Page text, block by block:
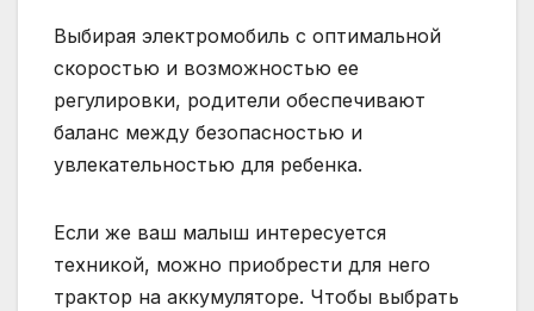
Выбирая электромобиль с оптимальной
скоростью и возможностью ее
регулировки, родители обеспечивают
баланс между безопасностью и
увлекательностью для ребенка.
Если же ваш малыш интересуется
техникой, можно приобрести для него
трактор на аккумуляторе. Чтобы выбрать